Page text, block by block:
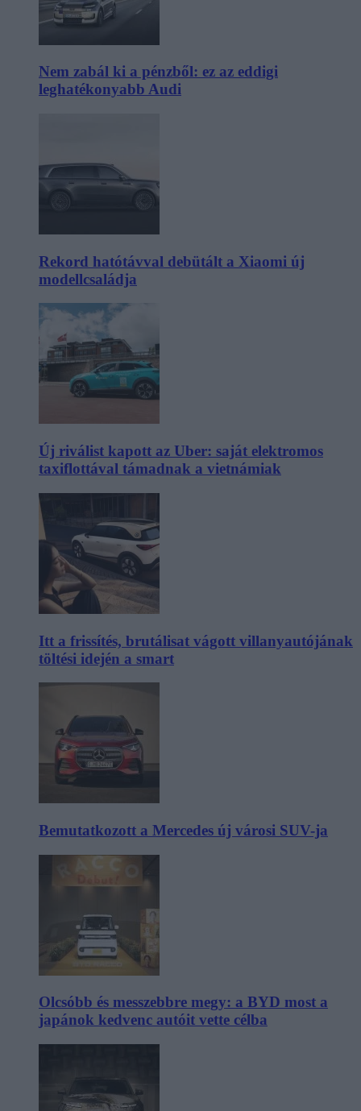
Nem zabál ki a pénzből: ez az eddigi
leghatékonyabb Audi
Rekord hatótávval debütált a Xiaomi új
modellcsaládja
Új riválist kapott az Uber: saját elektromos
taxiflottával támadnak a vietnámiak
Itt a frissítés, brutálisat vágott villanyautójának
töltési idején a smart
Bemutatkozott a Mercedes új városi SUV-ja
Olcsóbb és messzebbre megy: a BYD most a
japánok kedvenc autóit vette célba